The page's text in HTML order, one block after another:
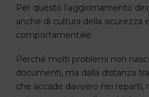
Per questo l’aggiornamento
anche di cultura della sicurezza
comportamentale.
Perché molti problemi non
documenti, ma dalla distanza
che accade davvero nei reparti,